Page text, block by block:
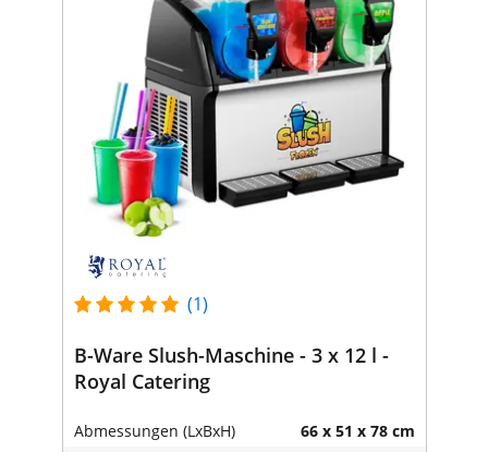
(1)
B-Ware Slush-Maschine - 3 x 12 l -
Royal Catering
Abmessungen (LxBxH) 66 x 51 x 78 cm